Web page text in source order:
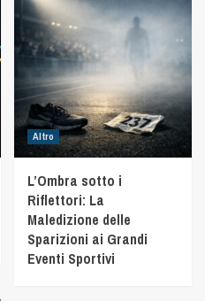
Altro
L’Ombra sotto i
Riflettori: La
Maledizione delle
Sparizioni ai Grandi
Eventi Sportivi